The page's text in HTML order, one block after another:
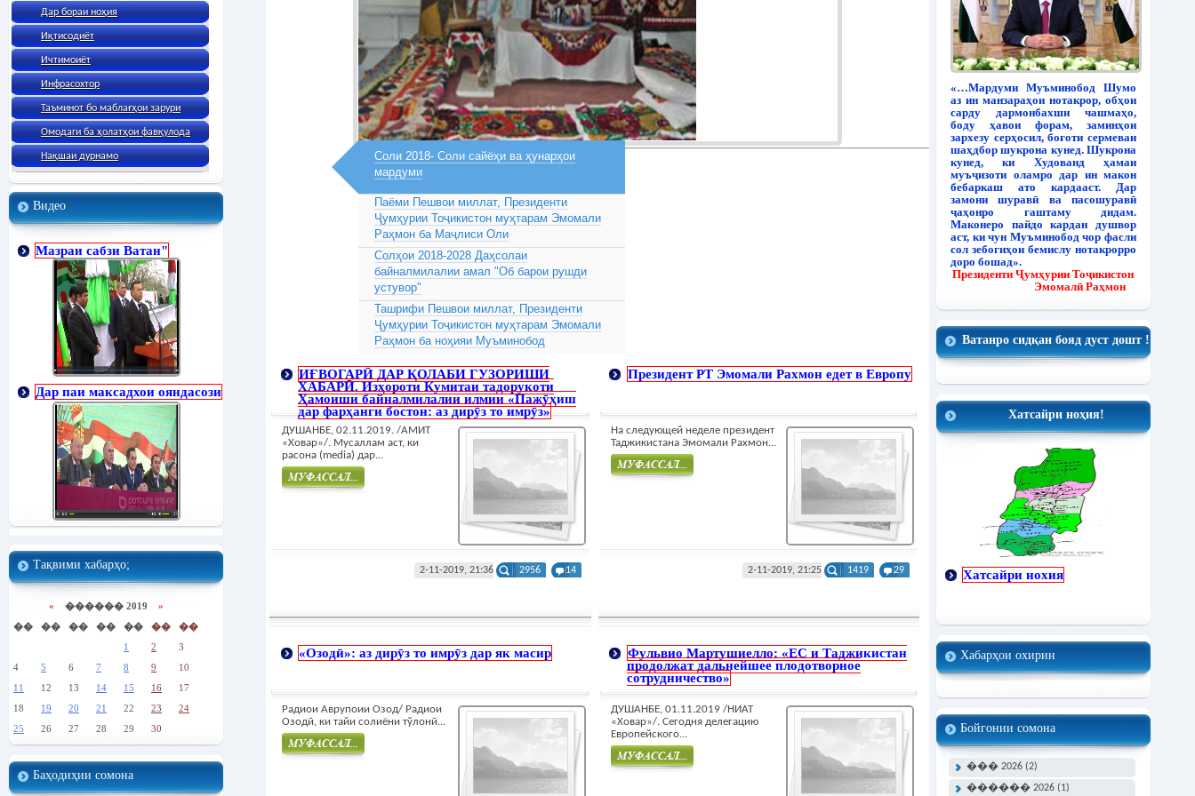
Дар бораи ноҳия
Иқтисодиёт
Ичтимоиёт
Инфрасохтор
Таъминот бо маблағҳои зарури
Омодаги ба ҳолатҳои фавқулода
Нақшаи дурнамо
Видео
Мазраи сабзи Ватан"
Дар паи максадхои ояндасози
Тақвими хабарҳо;
« ������ 2019 »
��
�� �� �� �� ��
��
1
2
3
4
5 6 7 8 9
10
11
12 13 14 15 16
17
18
19 20 21 22 23
24
25
26 27 28 29 30
Баҳодиҳии сомона
«…Мардуми Муъминобод Шумо
аз ин манзараҳои нотакрор, обҳои
сарду дармонбахши чашмаҳо,
боду ҳавои форам, заминҳои
зархезу серҳосил, боғоти сермеваи
шаҳдбор шукрона кунед. Шукрона
кунед, ки Худованд ҳамаи
муъҷизоти оламро дар ин макон
бебаркаш ато кардааст. Дар
замони шуравӣ ва пасошуравӣ
ҷаҳонро гаштаму дидам.
Маконеро пайдо кардан душвор
аст, ки чун Муъминобод чор фасли
сол зебогиҳои бемислу нотакрорро
доро бошад».
Президенти Ҷумҳурии Тоҷикистон
Эмомалӣ Раҳмон
Ватанро сидқан бояд дуст дошт !
Хатсайри ноҳия!
Хатсайри нохия
Хабарҳои охирин
Бойгонии сомона
��� 2026 (2)
������ 2026 (1)
Соли 2018- Соли сайёҳи ва ҳунарҳои
мардуми
Паёми Пешвои миллат, Президенти
Ҷумҳурии Тоҷикистон муҳтарам Эмомали
Раҳмон ба Маҷлиси Оли
Солҳои 2018-2028 Даҳсолаи
байналмилалии амал "Об барои рушди
устувор"
Ташрифи Пешвои миллат, Президенти
Ҷумҳурии Тоҷикистон муҳтарам Эмомали
Раҳмон ба ноҳияи Муъминобод
ИҒВОГАРӢ ДАР ҚОЛАБИ ГУЗОРИШИ
ХАБАРӢ. Изҳороти Кумитаи тадорукоти
Ҳамоиши байналмилалии илмии «Пажӯҳиш
дар фарҳанги бостон: аз дирӯз то имрӯз»
ДУШАНБЕ, 02.11.2019. /АМИТ
«Ховар»/. Мусаллам аст, ки
расона (media) дар...
2-11-2019, 21:36 2956 14
Президент РТ Эмомали Рахмон едет в Европу
На следующей неделе президент
Таджикистана Эмомали Рахмон...
2-11-2019, 21:25 1419 29
«Озодӣ»: аз дирӯз то имрӯз дар як масир
Радиои Аврупоии Озод/ Радиои
Озодӣ, ки тайи солиёни тўлонӣ...
Фульвио Мартушиелло: «ЕС и Таджикистан
продолжат дальнейшее плодотворное
сотрудничество»
ДУШАНБЕ, 01.11.2019 /НИАТ
«Ховар»/. Сегодня делегацию
Европейского...